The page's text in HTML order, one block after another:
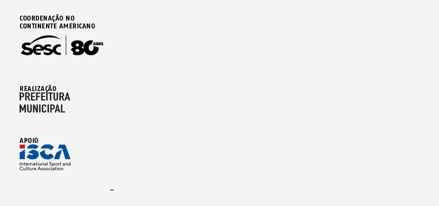
COORDENAÇÃO NO
CONTINENTE AMERICANO
REALIZAÇÃO
APOIO